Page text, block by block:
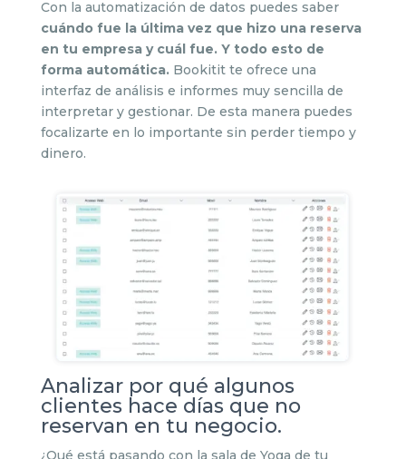
Con la automatización de datos puedes saber
cuándo fue la última vez que hizo una reserva
en tu empresa y cuál fue. Y todo esto de
forma automática.Bookitit te ofrece una
interfaz de análisis e informes muy sencilla de
interpretar y gestionar. De esta manera puedes
focalizarte en lo importante sin perder tiempo y
dinero.
Analizar por qué algunos
clientes hace días que no
reservan en tu negocio.
¿Qué está pasando con la sala de Yoga de tu